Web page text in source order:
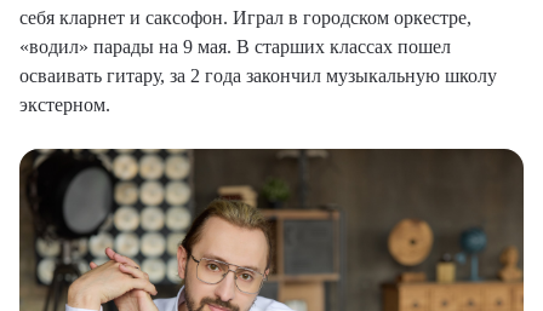
себя кларнет и саксофон. Играл в городском оркестре,
«водил» парады на 9 мая. В старших классах пошел
осваивать гитару, за 2 года закончил музыкальную школу
экстерном.